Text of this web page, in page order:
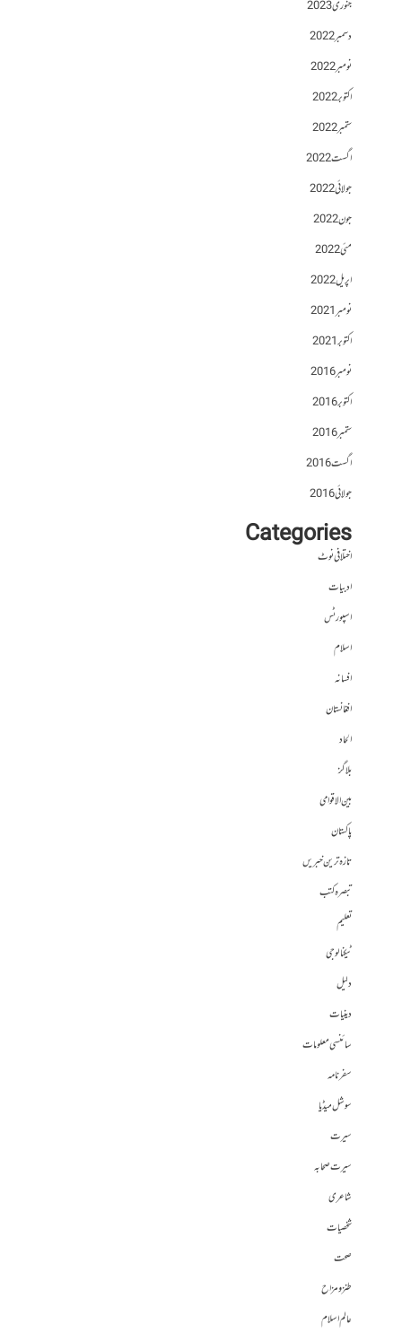
جنوری 2023
دسمبر 2022
نومبر 2022
اکتوبر 2022
ستمبر 2022
اگست 2022
جولائی 2022
جون 2022
مئی 2022
اپریل 2022
نومبر 2021
اکتوبر 2021
نومبر 2016
اکتوبر 2016
ستمبر 2016
اگست 2016
جولائی 2016
Categories
اختلافی نوٹ
ادبیات
اسپورٹس
اسلام
افسانہ
افغانستان
الحاد
بلاگز
بین الاقوامی
پاکستان
تازہ ترین خبریں
تبصرہ کتب
تعلیم
ٹیکنالوجی
دلیل
دینیات
سائنسی معلومات
سفرنامہ
سوشل میڈیا
سیرت
سیرت صحابہ
شاعری
شخصیات
صحت
طنز و مزاح
عالم اسلام